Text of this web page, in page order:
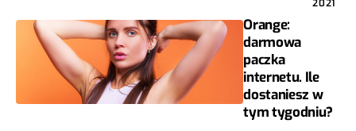
2021
Orange:
darmowa
paczka
internetu. Ile
dostaniesz w
tym tygodniu?